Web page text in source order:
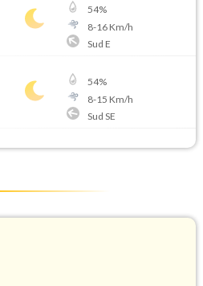
54%
8-16Km/h
Sud E
54%
8-15 Km/h
Sud SE